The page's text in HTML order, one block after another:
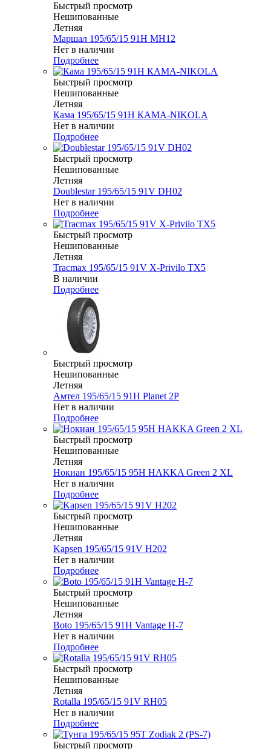
Быстрый просмотр
Нешипованные
Летняя
Маршал 195/65/15 91H MH12
Нет в наличии
Подробнее
Быстрый просмотр
Нешипованные
Летняя
Кама 195/65/15 91H КАМА-NIKOLA
Нет в наличии
Подробнее
Быстрый просмотр
Нешипованные
Летняя
Doublestar 195/65/15 91V DH02
Нет в наличии
Подробнее
Быстрый просмотр
Нешипованные
Летняя
Tracmax 195/65/15 91V X-Privilo TX5
В наличии
Подробнее
Быстрый просмотр
Нешипованные
Летняя
Амтел 195/65/15 91H Planet 2P
Нет в наличии
Подробнее
Быстрый просмотр
Нешипованные
Летняя
Нокиан 195/65/15 95H HAKKA Green 2 XL
Нет в наличии
Подробнее
Быстрый просмотр
Нешипованные
Летняя
Kapsen 195/65/15 91V H202
Нет в наличии
Подробнее
Быстрый просмотр
Нешипованные
Летняя
Boto 195/65/15 91H Vantage H-7
Нет в наличии
Подробнее
Быстрый просмотр
Нешипованные
Летняя
Rotalla 195/65/15 91V RH05
Нет в наличии
Подробнее
Быстрый просмотр